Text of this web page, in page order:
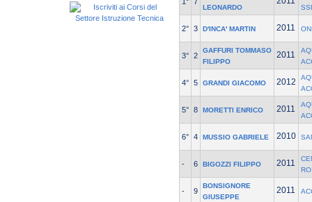
LEONARDO
2° 3 D'INCA' MARTIN 2011
3° 2
GAFFURI TOMMASO
FILIPPO
2011
4° 5 GRANDI GIACOMO 2012
5° 8 MORETTI ENRICO 2011
6° 4 MUSSIO GABRIELE 2010
- 6 BIGOZZI FILIPPO 2011
- 9
BONSIGNORE
GIUSEPPE
2011